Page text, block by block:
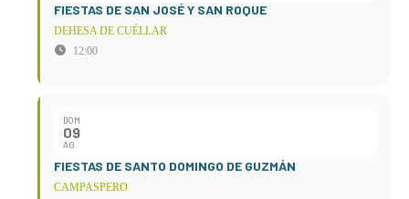
FIESTAS DE SAN JOSÉ Y SAN ROQUE
DEHESA DE CUÉLLAR
12:00
DOM
09
AG
FIESTAS DE SANTO DOMINGO DE GUZMÁN
CAMPASPERO